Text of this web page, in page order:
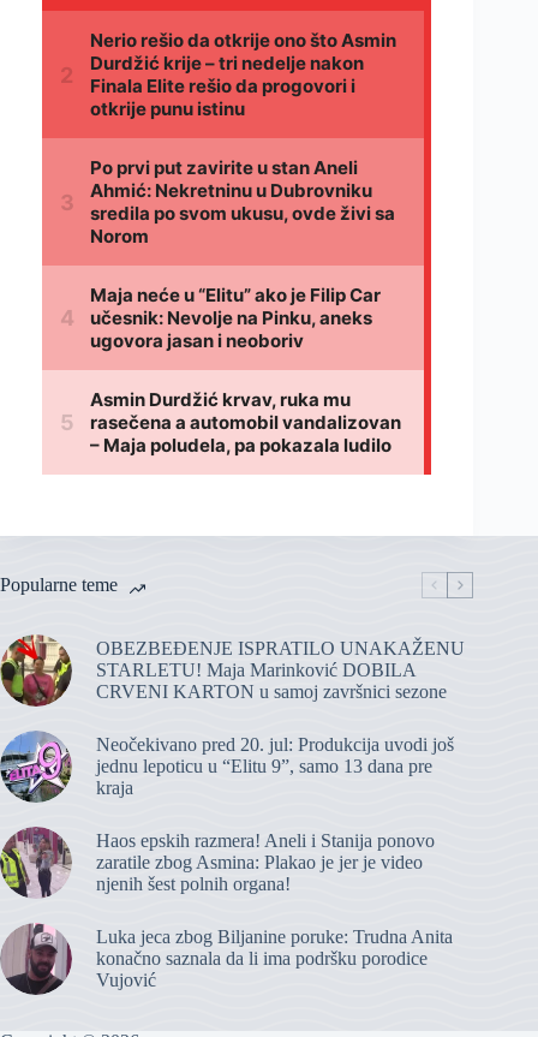
Popularne teme
OBEZBEĐENJE ISPRATILO UNAKAŽENU
STARLETU! Maja Marinković DOBILA
CRVENI KARTON u samoj završnici sezone
Neočekivano pred 20. jul: Produkcija uvodi još
jednu lepoticu u “Elitu 9”, samo 13 dana pre
kraja
Haos epskih razmera! Aneli i Stanija ponovo
zaratile zbog Asmina: Plakao je jer je video
njenih šest polnih organa!
Luka jeca zbog Biljanine poruke: Trudna Anita
konačno saznala da li ima podršku porodice
Vujović